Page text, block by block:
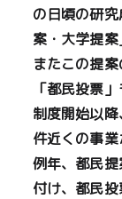
の日頃の研
案・大学提案
またこの提
「都民投票
制度開始以
件近くの事業
例年、都民
付け、都民